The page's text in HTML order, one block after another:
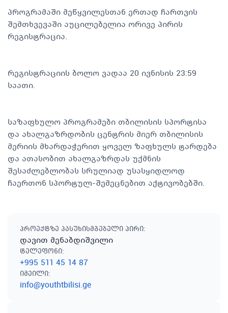
პროგრამაში მეწყვილესთან ერთად ჩართვის
შემთხვევაში აუცილებელია ორივე პირის
რეგისტრაცია.
რეგისტრაციის ბოლო ვადაა 20 ივნისის 23:59
საათი.
საზაფხულო პროგრამები თბილისის სპორტისა
და ახალგაზრდობის ცენტრის მიერ თბილისის
მერიის მხარდაჭერით ყოველ ზაფხულს ტარდება
და ათასობით ახალგაზრდას უქმნის
შესაძლებლობას სრულიად უსასყიდლოდ
ჩაერთონ სპორტულ-შემეცნებით აქტივობებში.
პროექტზე პასუხისმგებელი პირი:
დავით მენაბდიშვილი
ტელეფონი:
+995 511 45 14 87
იმეილი:
info@youthtbilisi.ge